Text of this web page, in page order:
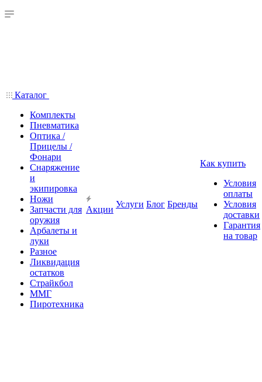
Каталог
Комплекты
Пневматика
Оптика /
Прицелы /
Фонари
Снаряжение
и
экипировка
Ножи
Запчасти для
оружия
Арбалеты и
луки
Разное
Ликвидация
остатков
Страйкбол
ММГ
Пиротехника
Акции
Услуги Блог Бренды
Как купить
Условия
оплаты
Условия
доставки
Гарантия
на товар